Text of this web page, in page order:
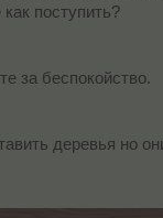
поступить?
за беспокойство.
деревья но